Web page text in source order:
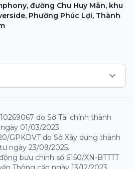
đường Chu Huy Mân, khu
Phường Phúc Lợi, Thành
do Sở Tài chính thành
01/03/2023.
GPKDVT do Sở Xây dựng thành
ngày 23/09/2025.
bưu chính số 6150/XN-BTTTT